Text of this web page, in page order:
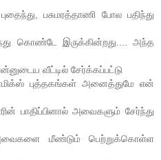
பசுமரத்தாணி போல பதிந்து
கொண்டே இருக்கின்றது.... அந்த
வீட்டில் சேர்க்கப்பட்டு
புத்தகங்கள் அனைத்துமே என்
பாதிப்பினால் அவைகளும் சேர்ந்து
அவைகளை மீண்டும் பெற்றுக்கொள்ள